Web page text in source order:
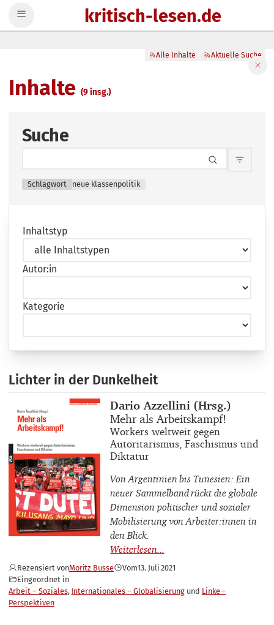
kritisch-lesen.de
Inhalte(9 insg.)
Alle Inhalte Aktuelle Suche
Suche
Schlagwort neue klassenpolitik
Inhaltstyp
Autor:in
Kategorie
Lichter in der Dunkelheit
Buchautor_innen
Dario Azzellini (Hrsg.)
Buchtitel
Mehr als Arbeitskampf!
Buchuntertitel
Workers weltweit gegen
Autoritarismus, Faschismus und
Diktatur
Von Argentinien bis Tunesien: Ein
neuer Sammelband rückt die globale
Dimension politischer und sozialer
Mobilisierung von Arbeiter:innen in
den Blick.
Rezensiert vonMoritz Busse Vom13. Juli 2021
Eingeordnet in
Arbeit – Soziales Internationales – Globalisierung
Linke –
Perspektiven